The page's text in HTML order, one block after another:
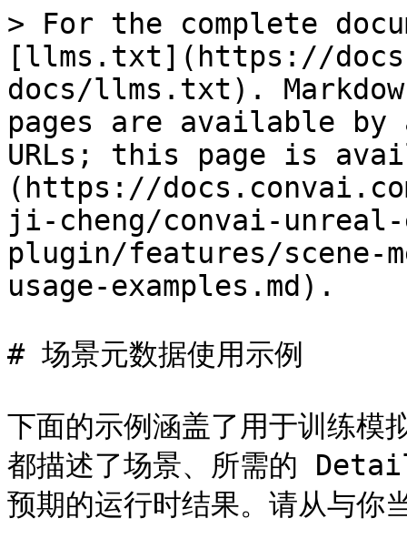
> For the complete
[llms.txt](https://
docs/llms.txt).
pages are available by
URLs; this page is
(https://
ji-cheng/convai-unreal-
plugin/features/scene-
usage-examples.md).
# 场景元数据使用示例
下面的示例涵盖了用于训练模
都描述了场景、所需的
预期的运行时结果。请从与你